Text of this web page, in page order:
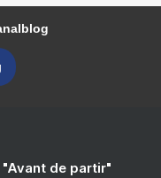
"Avant de partir"